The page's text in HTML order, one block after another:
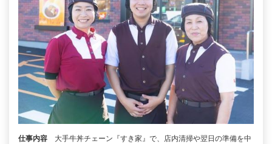
仕事内容
大手牛丼チェーン『すき家』で、店内清掃や翌日の準備を中